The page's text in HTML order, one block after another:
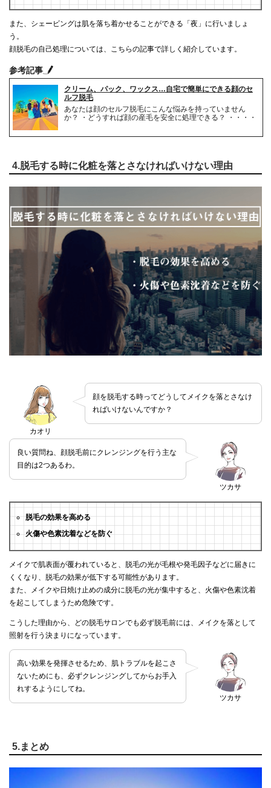
また、シェービングは肌を落ち着かせることができる「夜」に行いましょ
う。
顔脱毛の自己処理については、こちらの記事で詳しく紹介しています。
参考記事
クリーム、パック、ワックス…自宅で簡単にできる顔のセ
ルフ脱毛
あなたは顔のセルフ脱毛にこんな悩みを持っていません
か？ ・どうすれば顔の産毛を安全に処理できる？ ・・・・
4.脱毛する時に化粧を落とさなければいけない理由
カオリ
顔を脱毛する時ってどうしてメイクを落とさなけ
ればいけないんですか？
ツカサ
良い質問ね、顔脱毛前にクレンジングを行う主な
目的は2つあるわ。
脱毛の効果を高める
火傷や色素沈着などを防ぐ
メイクで肌表面が覆われていると、脱毛の光が毛根や発毛因子などに届きに
くくなり、脱毛の効果が低下する可能性があります。
また、メイクや日焼け止めの成分に脱毛の光が集中すると、火傷や色素沈着
を起こしてしまうため危険です。
こうした理由から、どの脱毛サロンでも必ず脱毛前には、メイクを落として
照射を行う決まりになっています。
ツカサ
高い効果を発揮させるため、肌トラブルを起こさ
ないためにも、必ずクレンジングしてからお手入
れするようにしてね。
5.まとめ